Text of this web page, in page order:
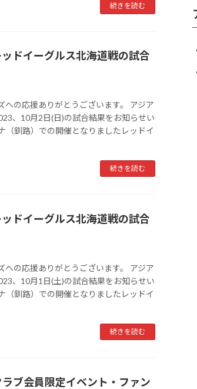
続きを読む
ドイーグルス北海道戦の試合
への応援ありがとうございます。 アジア
、10月2日(日)の試合結果をお知らせい
（釧路）での開催となりましたレッドイ
続きを読む
ドイーグルス北海道戦の試合
への応援ありがとうございます。 アジア
、10月1日(土)の試合結果をお知らせい
（釧路）での開催となりましたレッドイ
続きを読む
ラブ会員限定イベント・ファン